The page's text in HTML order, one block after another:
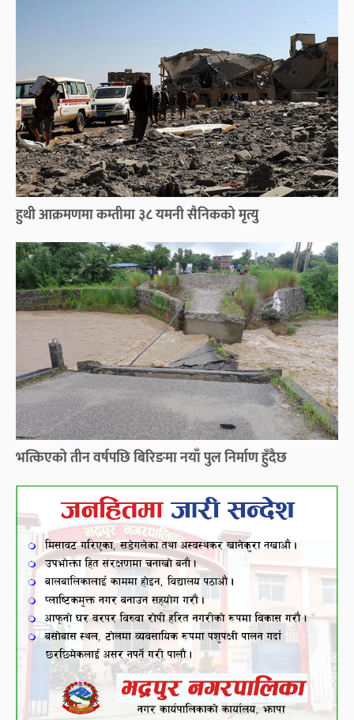
हुथी आक्रमणमा कम्तीमा ३८ यमनी सैनिकको मृत्यु
भत्किएको तीन वर्षपछि बिरिङमा नयाँ पुल निर्माण हुँदैछ